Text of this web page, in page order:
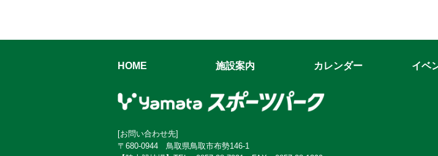
HOME 施設案内 カレンダー イベ
[お問い合わせ先]
〒680-0944 鳥取県鳥取市布勢146-1